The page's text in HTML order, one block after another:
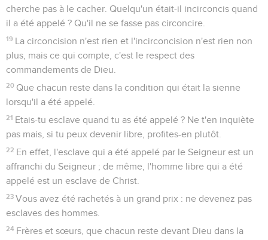
cherche pas à le cacher. Quelqu'un était-il incirconcis quand
il a été appelé ? Qu'il ne se fasse pas circoncire.
19 La circoncision n'est rien et l'incirconcision n'est rien non
plus, mais ce qui compte, c'est le respect des
commandements de Dieu.
20 Que chacun reste dans la condition qui était la sienne
lorsqu'il a été appelé.
21 Etais-tu esclave quand tu as été appelé ? Ne t'en inquiète
pas mais, si tu peux devenir libre, profites-en plutôt.
22 En effet, l'esclave qui a été appelé par le Seigneur est un
affranchi du Seigneur ; de même, l'homme libre qui a été
appelé est un esclave de Christ.
23 Vous avez été rachetés à un grand prix : ne devenez pas
esclaves des hommes.
24 Frères et sœurs, que chacun reste devant Dieu dans la